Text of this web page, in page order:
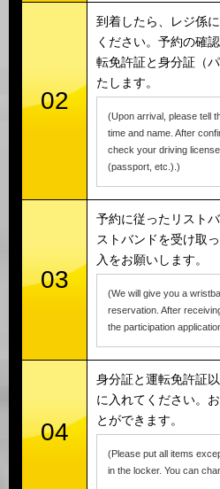
02
到着したら、レジ係
ください。予約の確
転免許証と身分証（
たします。
(Upon arrival, please tell
time and name. After
check your driving
(passport, etc.).)
03
予約に従ったリスト
ストバンドを受け取
入をお願いします。
(We will give you a
reservation. After
the participation
04
身分証と運転免許証
に入れてください。
とができます。
(Please put all items
in the locker. You can